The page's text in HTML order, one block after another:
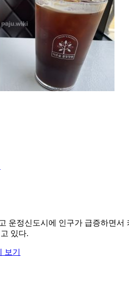
운정신도시에 인구가 급증하면
있다.
보기